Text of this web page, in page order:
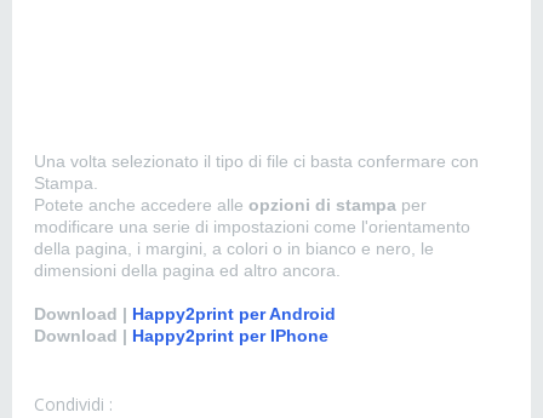
Una volta selezionato il tipo di file ci basta confermare con
Stampa.
Potete anche accedere alle opzioni di stampa per
modificare una serie di impostazioni come l'orientamento
della pagina, i margini, a colori o in bianco e nero, le
dimensioni della pagina ed altro ancora.
Download | Happy2print per Android
Download | Happy2print per IPhone
Condividi :